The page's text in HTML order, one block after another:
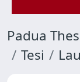
Padua
Tesi